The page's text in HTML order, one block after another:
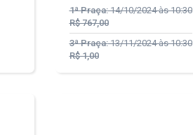
1ª Praça:14/10/2024 às 10:30
R$ 767,00
3ª Praça:13/11/2024 às 10:30
R$ 1,00